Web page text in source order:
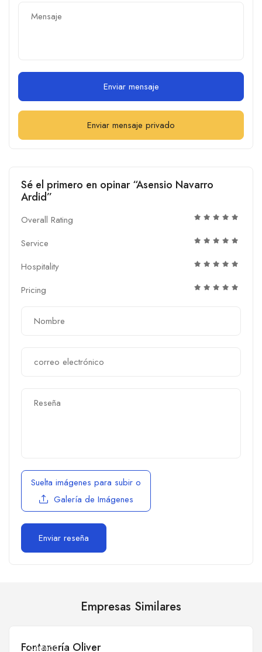
Enviar mensaje
Enviar mensaje privado
Sé el primero en opinar “Asensio Navarro
Ardid”
Overall Rating
Service
Hospitality
Pricing
Suelta imágenes para subir o
Galería de Imágenes
Empresas Similares
Cerrado
Fontanería Oliver